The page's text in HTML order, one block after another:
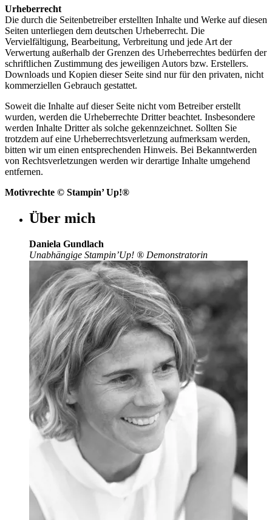
Urheberrecht
Die durch die Seitenbetreiber erstellten Inhalte und Werke auf diesen
Seiten unterliegen dem deutschen Urheberrecht. Die
Vervielfältigung, Bearbeitung, Verbreitung und jede Art der
Verwertung außerhalb der Grenzen des Urheberrechtes bedürfen der
schriftlichen Zustimmung des jeweiligen Autors bzw. Erstellers.
Downloads und Kopien dieser Seite sind nur für den privaten, nicht
kommerziellen Gebrauch gestattet.
Soweit die Inhalte auf dieser Seite nicht vom Betreiber erstellt
wurden, werden die Urheberrechte Dritter beachtet. Insbesondere
werden Inhalte Dritter als solche gekennzeichnet. Sollten Sie
trotzdem auf eine Urheberrechtsverletzung aufmerksam werden,
bitten wir um einen entsprechenden Hinweis. Bei Bekanntwerden
von Rechtsverletzungen werden wir derartige Inhalte umgehend
entfernen.
Motivrechte © Stampin’ Up!®
Über mich
Daniela Gundlach
Unabhängige Stampin’Up! ® Demonstratorin